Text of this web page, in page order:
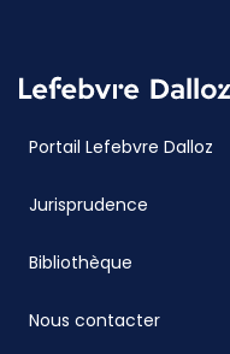
Portail Lefebvre Dalloz
Jurisprudence
Bibliothèque
Nous contacter